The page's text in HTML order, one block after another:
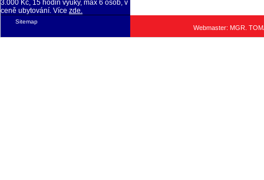
3.000 Kč, 15 hodin výuky, max 6 osob, v
ceně ubytování. Více zde.
Webmaster: MGR.
Sitemap